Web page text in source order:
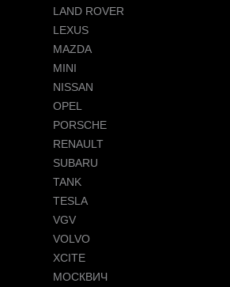
LAND ROVER
LEXUS
MAZDA
MINI
NISSAN
OPEL
PORSCHE
RENAULT
SUBARU
TANK
TESLA
VGV
VOLVO
XCITE
МОСКВИЧ